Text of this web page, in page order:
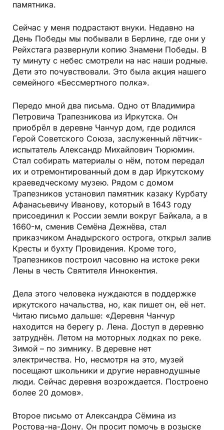
памятника.
Сейчас у меня подрастают внуки. Недавно на
День Победы мы побывали в Берлине, где они у
Рейхстага развернули копию Знамени Победы. В
ту минуту с небес смотрели на нас наши родные.
Дети это почувствовали. Это была акция нашего
семейного «Бессмертного полка».
Передо мной два письма. Одно от Владимира
Пет­ровича Трапезникова из Иркутска. Он
приобрёл в деревне Чанчур дом, где родился
Герой Советского Союза, заслуженный лётчик-
испытатель Александр Михайлович Тюрюмин.
Стал собирать материалы о нём, потом передал
их и отремонтированный дом в дар Иркутскому
краеведческому музею. Рядом с домом
Трапезников установил памятник казаку Курбату
Афанасьевичу Иванову, который в 1643 году
присоединил к России земли вокруг Байкала, а в
1660-м, сменив Семёна Дежнёва, стал
приказчиком Анадырского острога, открыл залив
Кресты и бухту Провидения. Кроме того,
Трапезников построил часовню на истоке реки
Лены в честь Святителя Иннокентия.
Дела этого человека нуждаются в поддержке
иркутского начальства, но, как пишет он, её нет.
Читаю письмо дальше: «Деревня Чанчур
находится на берегу р. Лена. Доступ в деревню
затруднён. Летом на моторных лодках по реке.
Зимой – по зимнику. В деревне нет
электричества. Но, несмотря на это, музей
посещают школьники и другие неравнодушные
люди. Сейчас деревня возрождается. Построено
более 20 домов».
Второе письмо от Александра Сёмина из
Ростова-на-Дону. Он просит помочь в розыске